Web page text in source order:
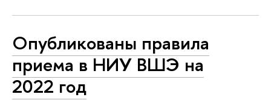
Опубликованы правила
приема в НИУ ВШЭ на
2022 год